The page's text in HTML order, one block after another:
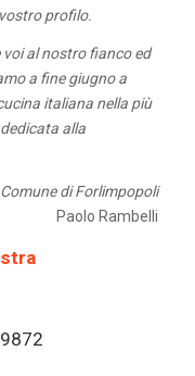
profilo.
al nostro fianco ed
a fine giugno a
italiana nella più
alla
di Forlimpopoli
Paolo Rambelli